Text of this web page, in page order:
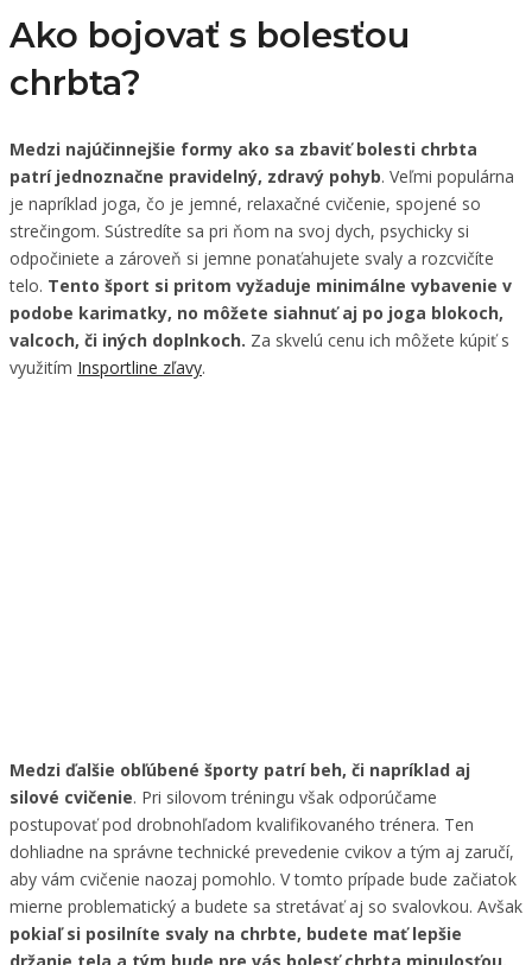
Ako bojovať s bolesťou
chrbta?
Medzi najúčinnejšie formy ako sa zbaviť bolesti chrbta
patrí jednoznačne pravidelný, zdravý pohyb. Veľmi populárna
je napríklad joga, čo je jemné, relaxačné cvičenie, spojené so
strečingom. Sústredíte sa pri ňom na svoj dych, psychicky si
odpočiniete a zároveň si jemne ponaťahujete svaly a rozcvičíte
telo. Tento šport si pritom vyžaduje minimálne vybavenie v
podobe karimatky, no môžete siahnuť aj po joga blokoch,
valcoch, či iných doplnkoch. Za skvelú cenu ich môžete kúpiť s
využitím Insportline zľavy.
Medzi ďalšie obľúbené športy patrí beh, či napríklad aj
silové cvičenie. Pri silovom tréningu však odporúčame
postupovať pod drobnohľadom kvalifikovaného trénera. Ten
dohliadne na správne technické prevedenie cvikov a tým aj zaručí,
aby vám cvičenie naozaj pomohlo. V tomto prípade bude začiatok
mierne problematický a budete sa stretávať aj so svalovkou. Avšak
pokiaľ si posilníte svaly na chrbte, budete mať lepšie